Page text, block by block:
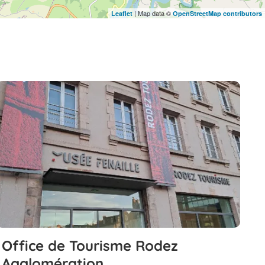
Leaflet | Map data © OpenStreetMap contributors
Office de Tourisme Rodez